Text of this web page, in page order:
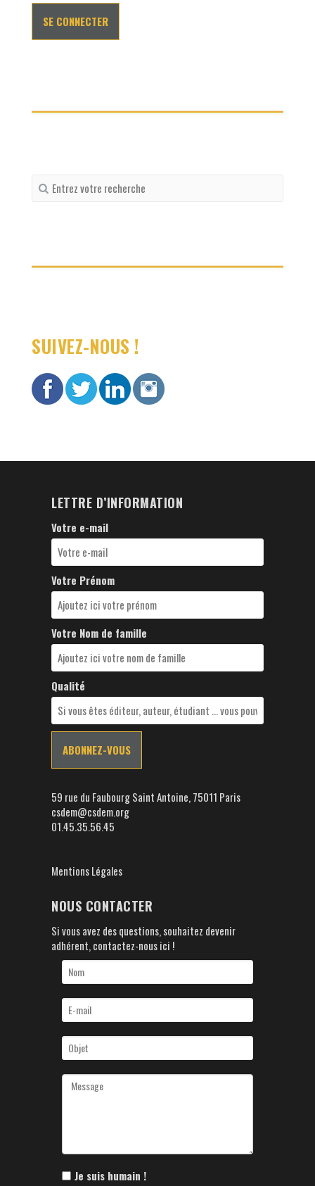
Recherche
pour
SUIVEZ-NOUS !
LETTRE D’INFORMATION
Votre e-mail
Votre Prénom
Votre Nom de famille
Qualité
59 rue du Faubourg Saint Antoine, 75011 Paris
csdem@csdem.org
01.45.35.56.45
Mentions Légales
NOUS CONTACTER
Si vous avez des questions, souhaitez devenir
adhérent, contactez-nous ici !
Je suis humain !